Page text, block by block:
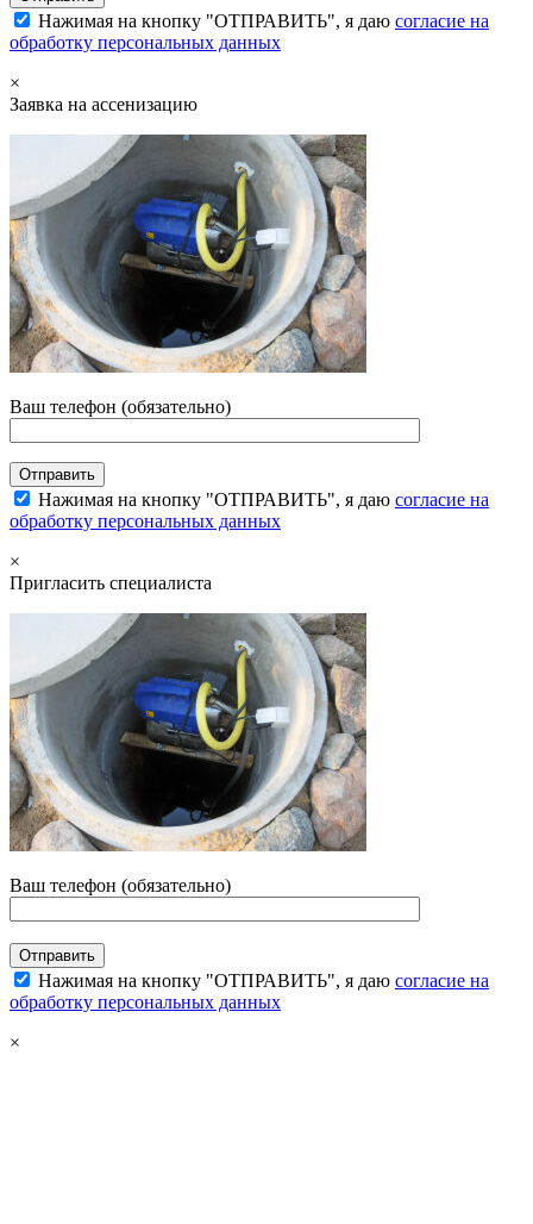
Нажимая на кнопку "ОТПРАВИТЬ", я даю согласие на
обработку персональных данных
×
Заявка на ассенизацию
Ваш телефон (обязательно)
Нажимая на кнопку "ОТПРАВИТЬ", я даю согласие на
обработку персональных данных
×
Пригласить специалиста
Ваш телефон (обязательно)
Нажимая на кнопку "ОТПРАВИТЬ", я даю согласие на
обработку персональных данных
×